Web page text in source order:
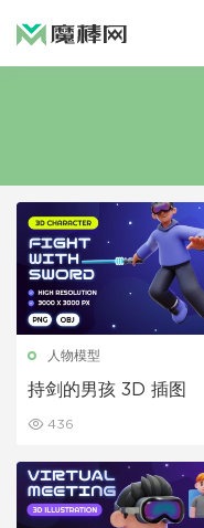
人物模型
持剑的男孩 3D 插图
436